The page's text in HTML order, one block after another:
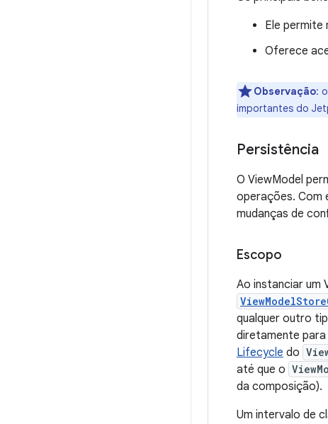
Ele
Oferece
Observação:
importantes do
Persistência
O ViewModel
operações. Com
mudanças de
Escopo
Ao instanciar um
qualquer outro
diretamente para
Lifecycle do
até que o
da composição).
Um intervalo de